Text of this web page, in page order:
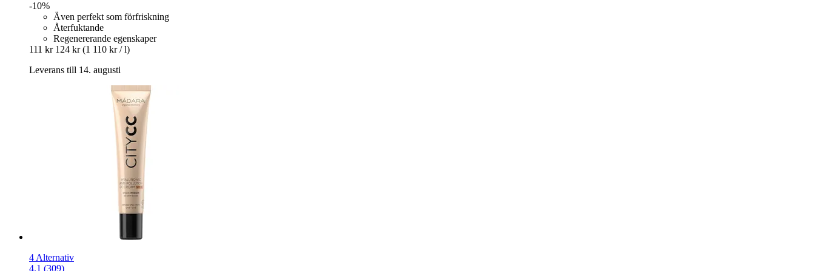
-10%
Även perfekt som förfriskning
Återfuktande
Regenererande egenskaper
111 kr 124 kr (1 110 kr / l)
Leverans till 14. augusti
4 Alternativ
4.1 (309)